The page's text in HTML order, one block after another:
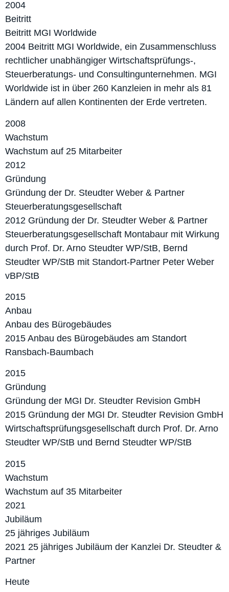
2004
Beitritt
Beitritt MGI Worldwide
2004 Beitritt MGI Worldwide, ein Zusammenschluss
rechtlicher unabhängiger Wirtschaftsprüfungs-,
Steuerberatungs- und Consultingunternehmen. MGI
Worldwide ist in über 260 Kanzleien in mehr als 81
Ländern auf allen Kontinenten der Erde vertreten.
2008
Wachstum
Wachstum auf 25 Mitarbeiter
2012
Gründung
Gründung der Dr. Steudter Weber & Partner
Steuerberatungs­gesellschaft
2012 Gründung der Dr. Steudter Weber & Partner
Steuerberatungs­gesellschaft Montabaur mit Wirkung
durch Prof. Dr. Arno Steudter WP/StB, Bernd
Steudter WP/StB mit Standort-Partner Peter Weber
vBP/StB
2015
Anbau
Anbau des Bürogebäudes
2015 Anbau des Bürogebäudes am Standort
Ransbach-Baumbach
2015
Gründung
Gründung der MGI Dr. Steudter Revision GmbH
2015 Gründung der MGI Dr. Steudter Revision GmbH
Wirtschaftsprüfungsgesellschaft durch Prof. Dr. Arno
Steudter WP/StB und Bernd Steudter WP/StB
2015
Wachstum
Wachstum auf 35 Mitarbeiter
2021
Jubiläum
25 jähriges Jubiläum
2021 25 jähriges Jubiläum der Kanzlei Dr. Steudter &
Partner
Heute